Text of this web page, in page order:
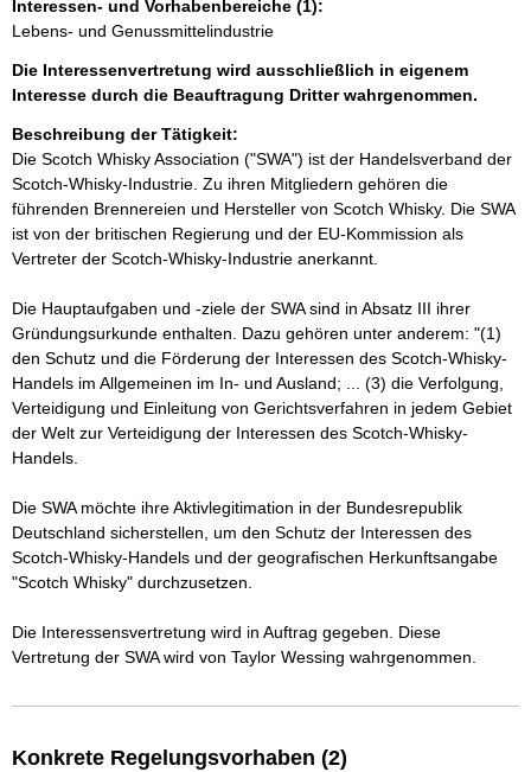
Interessen- und Vorhabenbereiche (1):
Lebens- und Genussmittelindustrie
Die Interessenvertretung wird ausschließlich in eigenem
Interesse durch die Beauftragung Dritter wahrgenommen.
Beschreibung der Tätigkeit:
Die Scotch Whisky Association ("SWA") ist der Handelsverband der
Scotch-Whisky-Industrie. Zu ihren Mitgliedern gehören die
führenden Brennereien und Hersteller von Scotch Whisky. Die SWA
ist von der britischen Regierung und der EU-Kommission als
Vertreter der Scotch-Whisky-Industrie anerkannt.
Die Hauptaufgaben und -ziele der SWA sind in Absatz III ihrer
Gründungsurkunde enthalten. Dazu gehören unter anderem: "(1)
den Schutz und die Förderung der Interessen des Scotch-Whisky-
Handels im Allgemeinen im In- und Ausland; ... (3) die Verfolgung,
Verteidigung und Einleitung von Gerichtsverfahren in jedem Gebiet
der Welt zur Verteidigung der Interessen des Scotch-Whisky-
Handels.
Die SWA möchte ihre Aktivlegitimation in der Bundesrepublik
Deutschland sicherstellen, um den Schutz der Interessen des
Scotch-Whisky-Handels und der geografischen Herkunftsangabe
"Scotch Whisky" durchzusetzen.
Die Interessensvertretung wird in Auftrag gegeben. Diese
Konkrete Regelungsvorhaben (2)